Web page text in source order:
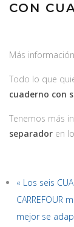
CON
Más
Todo lo que
cuaderno con
Tenemos más
separador en
« Los seis
CARREFOUR
mejor se